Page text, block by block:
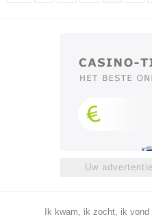
Uw
Ik kwam, ik zocht, ik vond